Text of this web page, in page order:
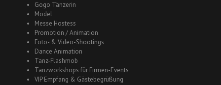
Gogo Tänzerin
Model
Messe Hostess
Promotion / Animation
Foto- & Video-Shootings
Dance Animation
Tanz-Flashmob
Tanzworkshops für Firmen-Events
VIP Empfang & Gästebegrüßung